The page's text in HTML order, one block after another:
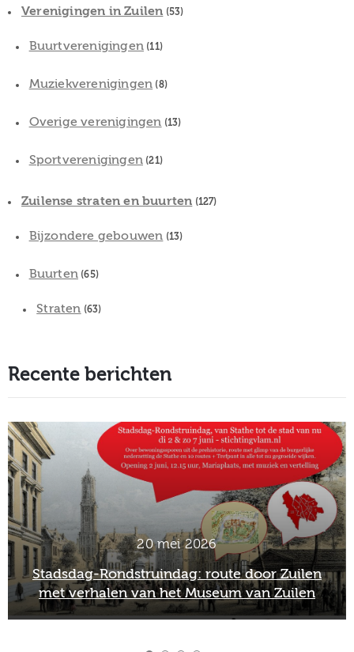
Verenigingen in Zuilen (53)
Buurtverenigingen (11)
Muziekverenigingen (8)
Overige verenigingen (13)
Sportverenigingen (21)
Zuilense straten en buurten (127)
Bijzondere gebouwen (13)
Buurten (65)
Straten (63)
Recente berichten
20 mei 2026
Stadsdag-Rondstruindag: route door Zuilen
met verhalen van het Museum van Zuilen